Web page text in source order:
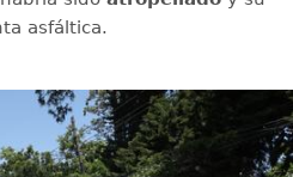
asfáltica.